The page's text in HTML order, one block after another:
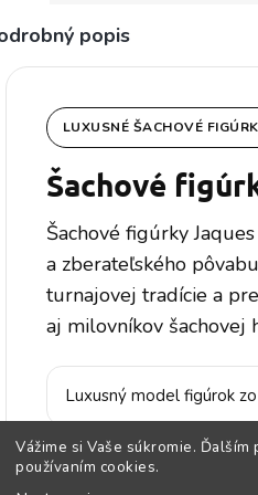
Vážime si Vaše súkromie.
používaním cookies.
popis
LUXUSNÉ ŠACHOVÉ
Šachové
Šachové figúrky
a zberateľského
turnajovej tradície a
aj milovníkov šachovej
Luxusný model figúrok
Výška kráľa 8,9 cm